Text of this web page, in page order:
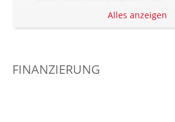
Elektronisches Bremssystem EBS
Geschwindigkeitsbegrenzer
Alles anzeigen
FINANZIERUNG